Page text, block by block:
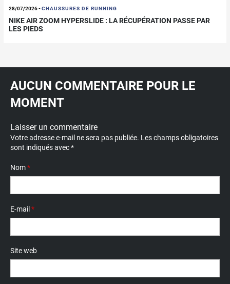
28/07/2026-CHAUSSURES DE RUNNING
NIKE AIR ZOOM HYPERSLIDE : LA RÉCUPÉRATION PASSE PAR
LES PIEDS
AUCUN COMMENTAIRE POUR LE
MOMENT
Laisser un commentaire
Votre adresse e-mail ne sera pas publiée. Les champs obligatoires
sont indiqués avec*
Nom*
E-mail *
Site web